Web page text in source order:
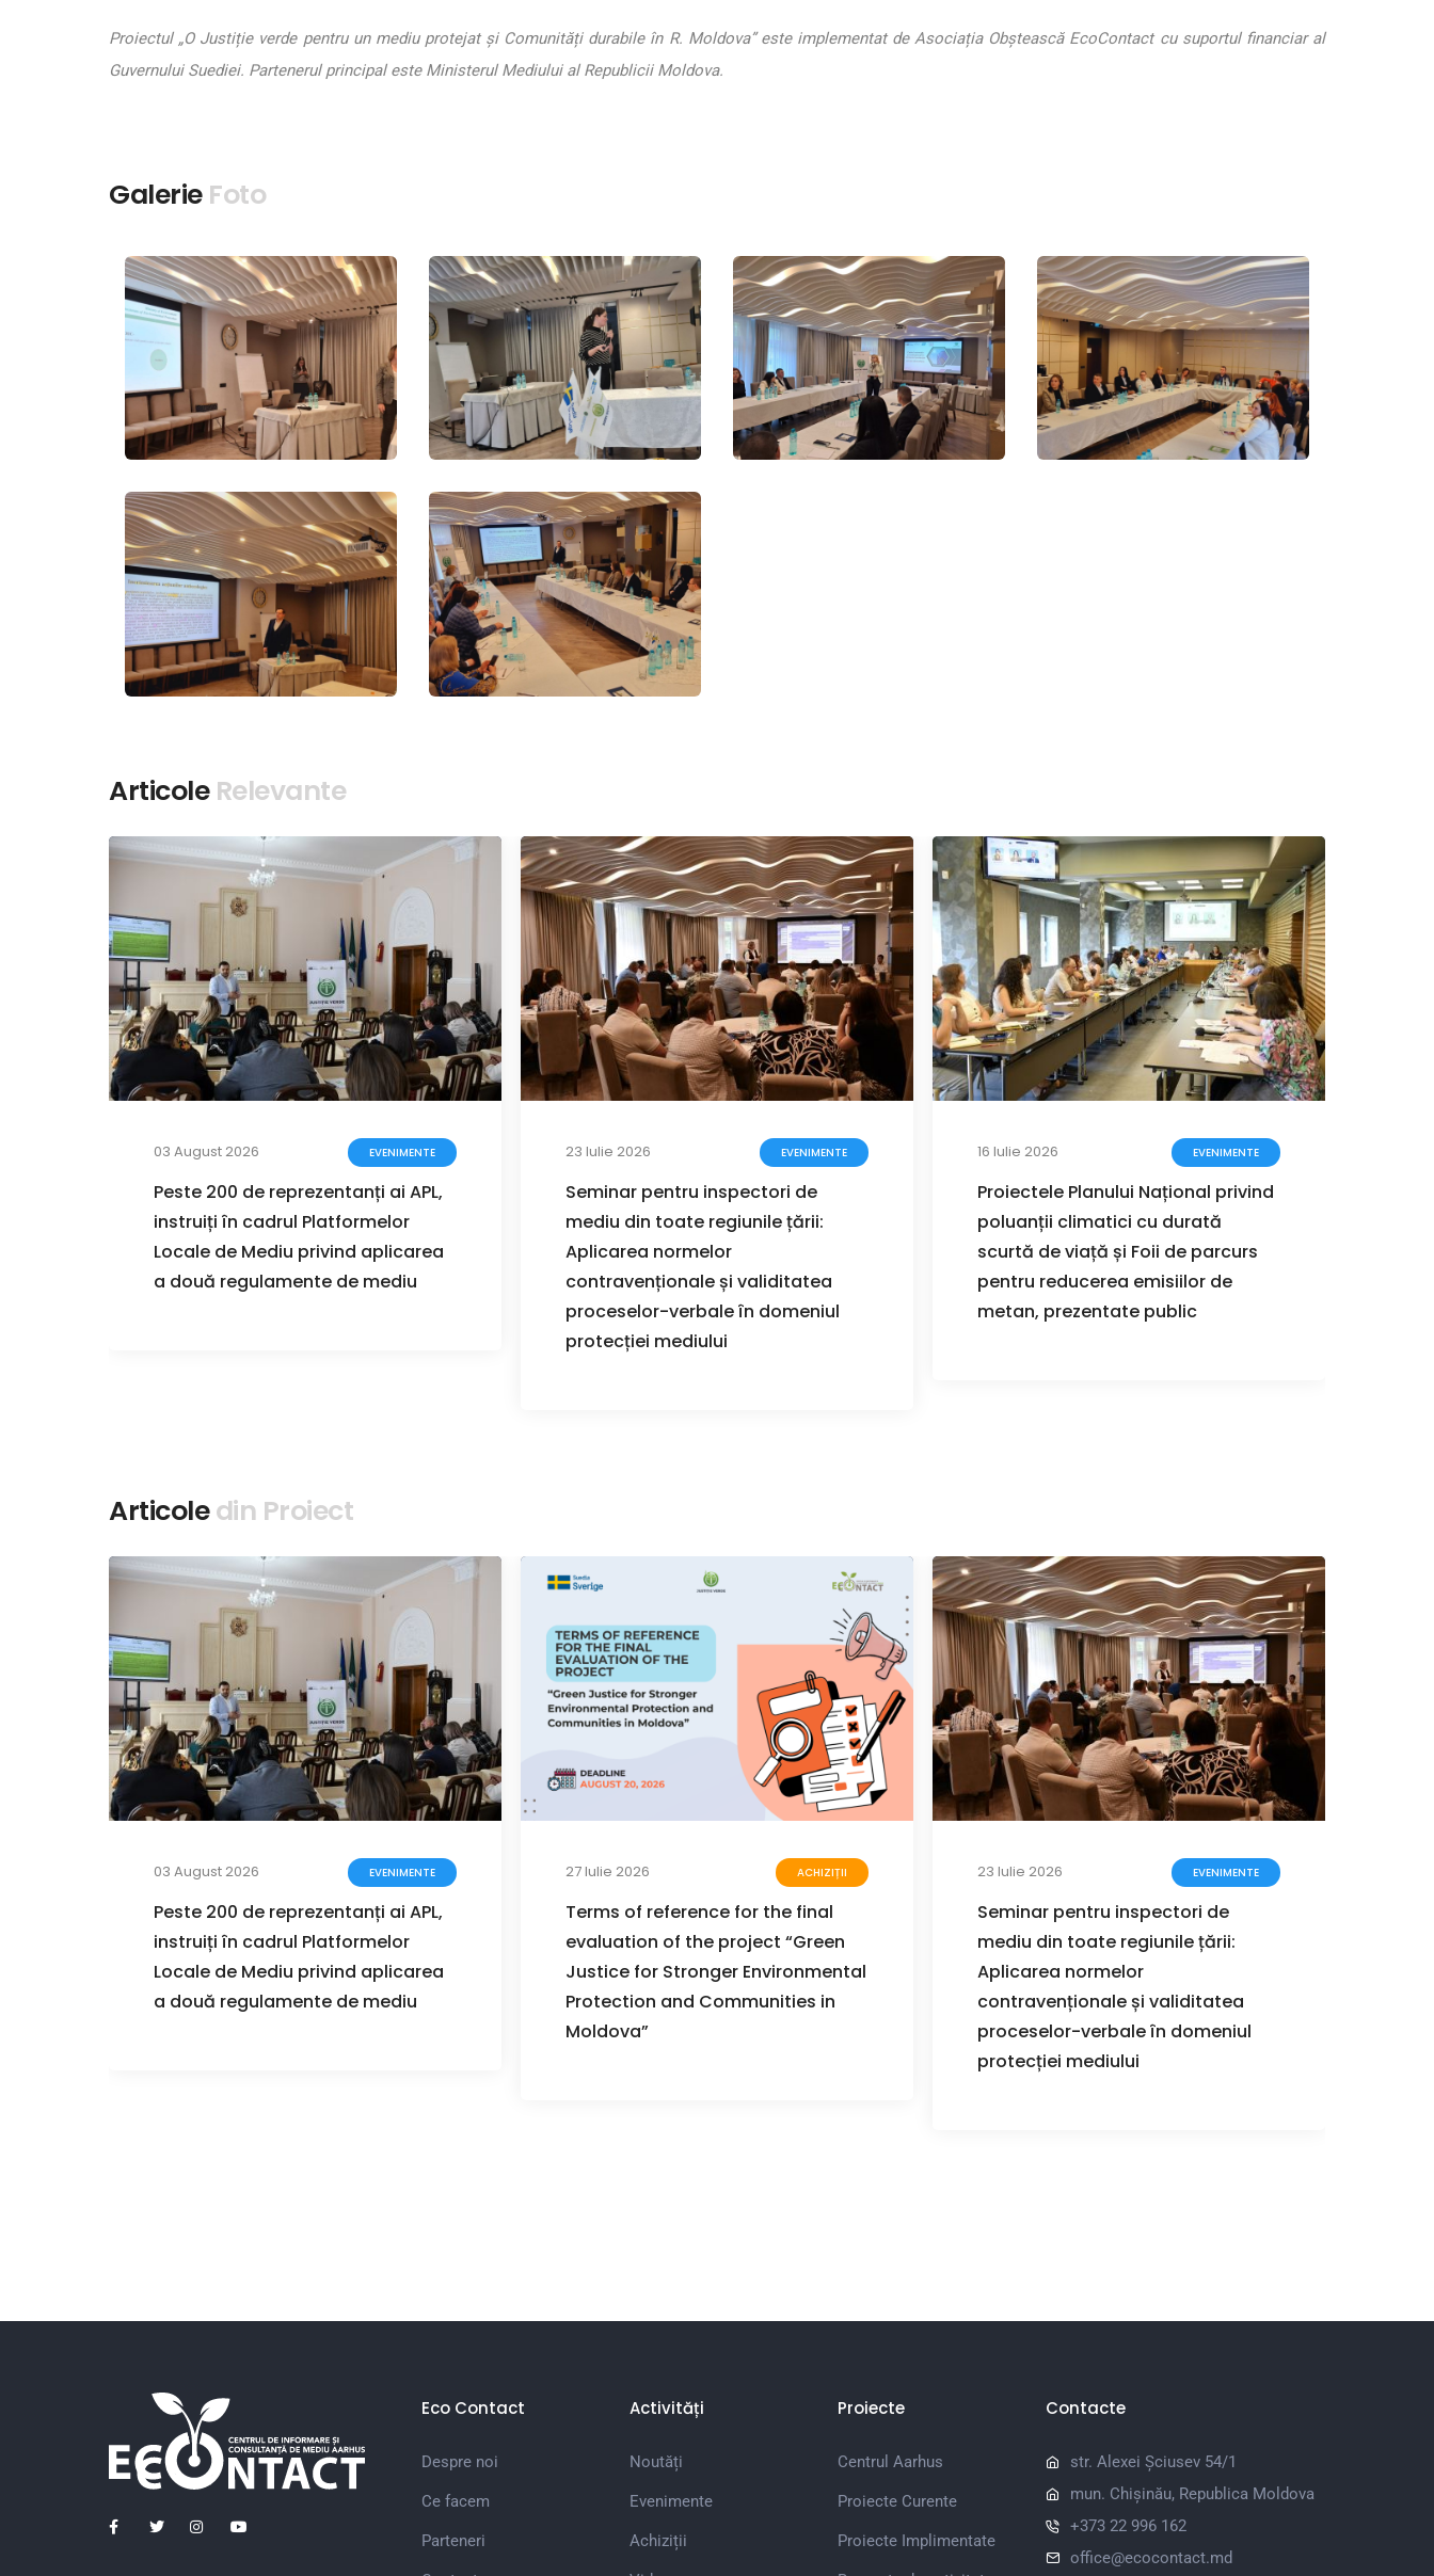
Proiectul „O Justiție verde pentru un mediu protejat și Comunități durabile în R. Moldova” este implementat de Asociația Obștească EcoContact cu suportul financiar al
Guvernului Suediei. Partenerul principal este Ministerul Mediului al Republicii Moldova.
Galerie Foto
Articole Relevante
03 August 2026 EVENIMENTE
Peste 200 de reprezentanți ai APL,
instruiți în cadrul Platformelor
Locale de Mediu privind aplicarea
a două regulamente de mediu
23 Iulie 2026 EVENIMENTE
Seminar pentru inspectori de
mediu din toate regiunile țării:
Aplicarea normelor
contravenționale și validitatea
proceselor-verbale în domeniul
protecției mediului
16 Iulie 2026 EVENIMENTE
Proiectele Planului Național privind
poluanții climatici cu durată
scurtă de viață și Foii de parcurs
pentru reducerea emisiilor de
metan, prezentate public
Articoledin Proiect
03 August 2026 EVENIMENTE
Peste 200 de reprezentanți ai APL,
instruiți în cadrul Platformelor
Locale de Mediu privind aplicarea
a două regulamente de mediu
27 Iulie 2026 ACHIZIȚII
Terms of reference for the final
evaluation of the project “Green
Justice for Stronger Environmental
Protection and Communities in
Moldova”
23 Iulie 2026 EVENIMENTE
Seminar pentru inspectori de
mediu din toate regiunile țării:
Aplicarea normelor
contravenționale și validitatea
proceselor-verbale în domeniul
protecției mediului
Eco Contact
Despre noi
Ce facem
Parteneri
Activități
Noutăți
Evenimente
Achiziții
Proiecte
Centrul Aarhus
Proiecte Curente
Proiecte Implimentate
Contacte
str. Alexei Șciusev 54/1
mun. Chișinău, Republica Moldova
+373 22 996 162
office@ecocontact.md